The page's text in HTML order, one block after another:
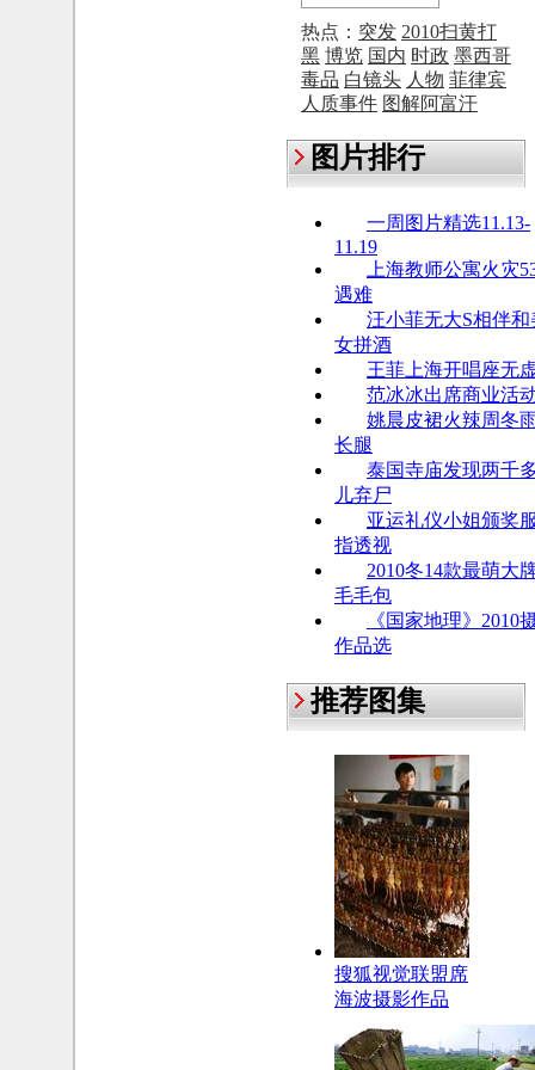
热点： 突发 2010扫黄打
黑 博览 国内 时政 墨西哥
毒品 白镜头 人物 菲律宾
人质事件 图解阿富汗
图片排行
一周图片精选11.13-
11.19
上海教师公寓火灾
遇难
汪小菲无大S相伴和
女拼酒
王菲上海开唱座无
范冰冰出席商业活
姚晨皮裙火辣周冬
长腿
泰国寺庙发现两千
儿弃尸
亚运礼仪小姐颁奖
指透视
2010冬14款最萌大
毛毛包
《国家地理》2010
作品选
推荐图集
搜狐视觉联盟席
海波摄影作品